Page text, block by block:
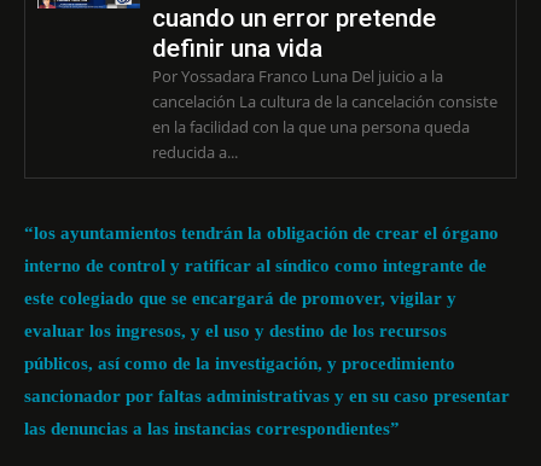
cuando un error pretende
definir una vida
Por Yossadara Franco Luna Del juicio a la
cancelación La cultura de la cancelación consiste
en la facilidad con la que una persona queda
reducida a...
“los ayuntamientos tendrán la obligación de crear el órgano
interno de control y ratificar al síndico como integrante de
este colegiado que se encargará de promover, vigilar y
evaluar los ingresos, y el uso y destino de los recursos
públicos, así como de la investigación, y procedimiento
sancionador por faltas administrativas y en su caso presentar
las denuncias a las instancias correspondientes”